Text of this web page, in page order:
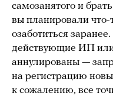
самозанятого и
вы планировали что-
озаботиться
действующие ИП или
аннулированы —
на регистрацию
к сожалению, все